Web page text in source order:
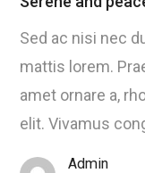
Sed ac nisi nec
mattis lorem.
amet ornare a,
elit. Vivamus
Admin